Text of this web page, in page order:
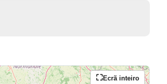
Ecrã inteiro